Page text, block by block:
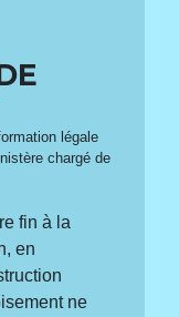
légale
chargé de
fin à la
en
ne